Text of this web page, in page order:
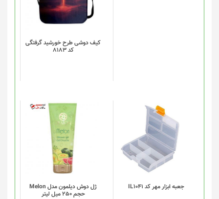
کیف دوشی طرح خورشید گرفتگی
کد 8183
جعبه ابزار مهر کد IL1041
این
محصول
دارای
انواع
مختلفی
می
باشد.
گزینه
ژل دوش دیلمون مدل Melon
حجم 250 میل لیتر